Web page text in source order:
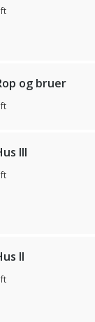
og bruer
lll
ll